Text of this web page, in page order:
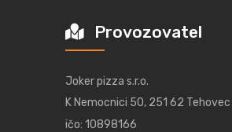
Provozovatel
Joker pizza s.r.o.
K Nemocnici 50, 251 62 Tehovec
ičo: 10898166